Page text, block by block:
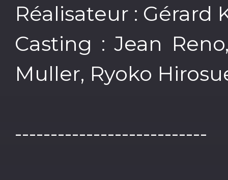
Réalisateur : Gérard
Casting : Jean
Muller, Ryoko
---------------------------